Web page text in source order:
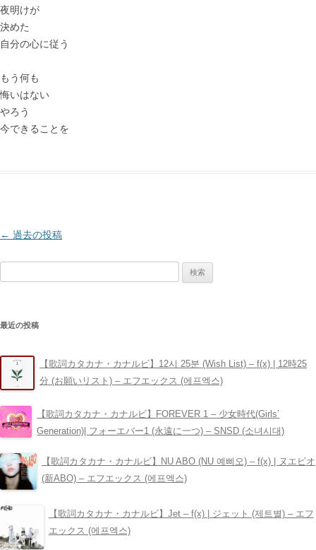
夜明けが
決めた
自分の心に従う
もう何も
悔いはない
やろう
今できることを
投
シ
ン
← 過去の投稿
索:
最近の投稿
【歌詞カタカナ・カナルビ】12시 25분 (Wish List) – ​f(x) | 12時25
分 (お願いリスト) – エフエックス (에프엑스)
【歌詞カタカナ・カナルビ】FOREVER 1 – 少女時代(Girls’
Generation)| フォーエバー1 (永遠に一つ) – SNSD (소녀시대)
【歌詞カタカナ・カナルビ】NU ABO (NU 예삐오) – ​f(x) | ヌエビオ
(新ABO) – エフエックス (에프엑스)
【歌詞カタカナ・カナルビ】Jet – ​f(x) | ジェット (제트별) – エフ
エックス (에프엑스)